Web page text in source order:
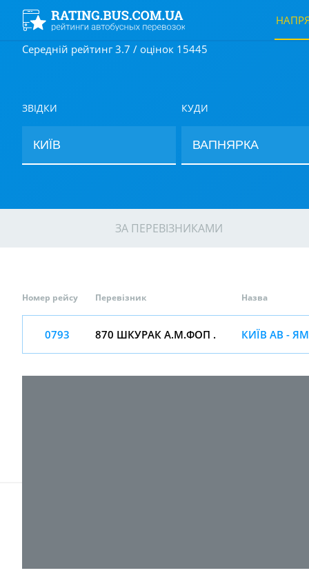
Середній рейтинг 3.7 / оцінок 15445
ЗВІДКИ КУДИ
ЗА ПЕРЕВІЗНИКАМИ
Номер рейсу Перевізник Назва
0793 870 ШКУРАК А.М.ФОП . КИЇВ АВ -